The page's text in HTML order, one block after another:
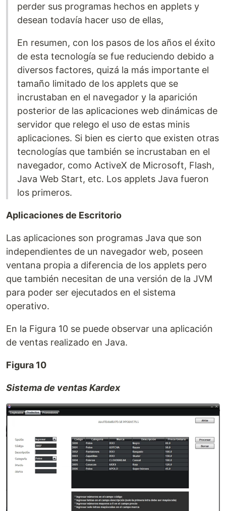
perder sus programas hechos en applets y
desean todavía hacer uso de ellas,
En resumen, con los pasos de los años el éxito
de esta tecnología se fue reduciendo debido a
diversos factores, quizá la más importante el
tamaño limitado de los applets que se
incrustaban en el navegador y la aparición
posterior de las aplicaciones web dinámicas de
servidor que relego el uso de estas minis
aplicaciones. Si bien es cierto que existen otras
tecnologías que también se incrustaban en el
navegador, como ActiveX de Microsoft, Flash,
Java Web Start, etc. Los applets Java fueron
los primeros.
Aplicaciones de Escritorio
Las aplicaciones son programas Java que son
independientes de un navegador web, poseen
ventana propia a diferencia de los applets pero
que también necesitan de una versión de la JVM
para poder ser ejecutados en el sistema
operativo.
En la Figura 10 se puede observar una aplicación
de ventas realizado en Java.
Figura 10
Sistema de ventas Kardex